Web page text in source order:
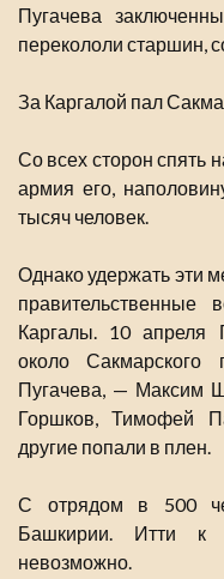
Пугачева
перекололи старшин,
За Каргалой пал
Со всех сторон спять
армия его,
тысяч человек.
Однако удержать эти
правительственные
Каргалы. 10 апреля
около Сакмарского
Пугачева, — Максим
Горшков, Тимофей
другие попали в плен.
С отрядом в 500
Башкирии. Итти к
невозможно.